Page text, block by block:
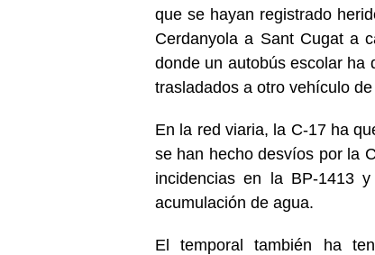
que se hayan registrado
Cerdanyola a Sant Cugat a
donde un autobús escolar ha
trasladados a otro vehículo
En la red viaria, la C-17 ha
se han hecho desvíos por la
incidencias en la BP-1413
acumulación de agua.
El temporal también ha